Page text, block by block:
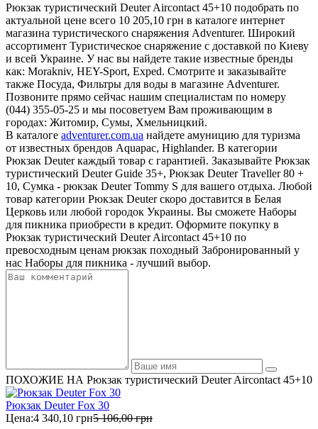
Рюкзак туристический Deuter Aircontact 45+10 подобрать по
актуальной цене всего 10 205,10 грн в каталоге интернет
магазина туристического снаряжения Adventurer. Широкий
ассортимент Туристическое снаряжение с доставкой по Киеву
и всей Украине. У нас вы найдете такие известные бренды
как: Morakniv, HEY-Sport, Exped. Смотрите и заказывайте
также Посуда, Фильтры для воды в магазине Adventurer.
Позвоните прямо сейчас нашим специалистам по номеру
(044) 355-05-25 и мы посоветуем Вам проживающим в
городах: Житомир, Сумы, Хмельницкий.
В каталоге adventurer.com.ua найдете амуницию для туризма
от известных брендов Aquapac, Highlander. В категории
Рюкзак Deuter каждый товар с гарантией. Заказывайте Рюкзак
туристический Deuter Guide 35+, Рюкзак Deuter Traveller 80 +
10, Сумка - рюкзак Deuter Tommy S для вашего отдыха. Любой
товар категории Рюкзак Deuter скоро доставится в Белая
Церковь или любой городок Украины. Вы сможете Наборы
для пикника приобрести в кредит. Оформите покупку в
Рюкзак туристический Deuter Aircontact 45+10 по
превосходным ценам рюкзак походный Забронированный у
нас Наборы для пикника - лучший выбор.
ПОХОЖИЕ НА Рюкзак туристический Deuter Aircontact 45+10
Рюкзак Deuter Fox 30
Цена:4 340,10 грн5 106,00 грн